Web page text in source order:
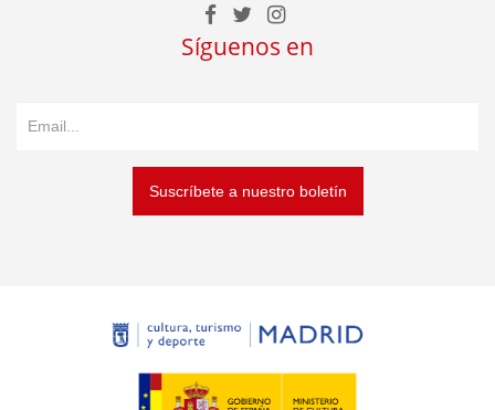
Síguenos en
Suscríbete a nuestro boletín